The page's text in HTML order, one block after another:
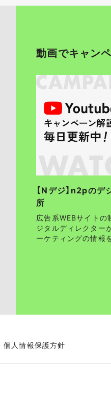
動画でキャン
【Nデジ】n2pの
所
広告系WEBサイト
ジタルディレクター
ーケティングの情報
個人情報保護方針